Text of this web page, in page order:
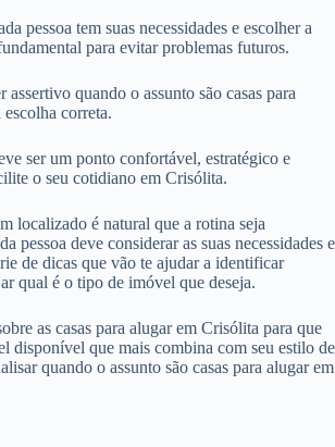
pessoa tem suas necessidades e escolher a
para evitar problemas futuros.
assertivo quando o assunto são casas para
correta.
ser um ponto confortável, estratégico e
o seu cotidiano em Crisólita.
localizado é natural que a rotina seja
pessoa deve considerar as suas necessidades e
de dicas que vão te ajudar a identificar
qual é o tipo de imóvel que deseja.
as casas para alugar em Crisólita para que
disponível que mais combina com seu estilo de
quando o assunto são casas para alugar em